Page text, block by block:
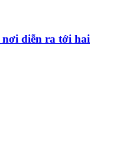
diễn ra tới hai